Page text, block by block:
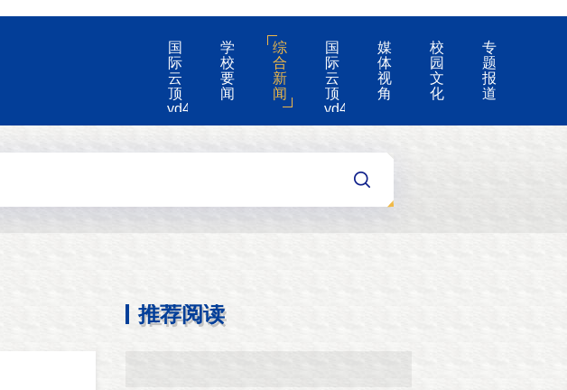
国
际
云
顶
yd4008-
云
国
戏
学
校
要
闻
综
合
新
闻
国
际
云
顶
yd4008
的
告
媒
体
视
角
校
园
文
化
专
题
报
道
推荐阅读